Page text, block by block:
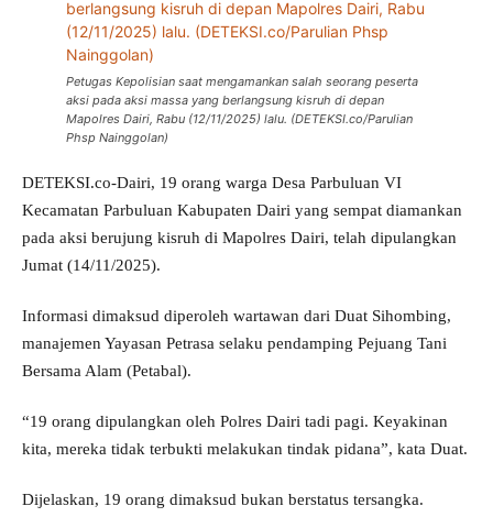
Petugas Kepolisian saat mengamankan salah seorang peserta
aksi pada aksi massa yang berlangsung kisruh di depan
Mapolres Dairi, Rabu (12/11/2025) lalu. (DETEKSI.co/Parulian
Phsp Nainggolan)
DETEKSI.co-Dairi, 19 orang warga Desa Parbuluan VI
Kecamatan Parbuluan Kabupaten Dairi yang sempat diamankan
pada aksi berujung kisruh di Mapolres Dairi, telah dipulangkan
Jumat (14/11/2025).
Informasi dimaksud diperoleh wartawan dari Duat Sihombing,
manajemen Yayasan Petrasa selaku pendamping Pejuang Tani
Bersama Alam (Petabal).
“19 orang dipulangkan oleh Polres Dairi tadi pagi. Keyakinan
kita, mereka tidak terbukti melakukan tindak pidana”, kata Duat.
Dijelaskan, 19 orang dimaksud bukan berstatus tersangka.